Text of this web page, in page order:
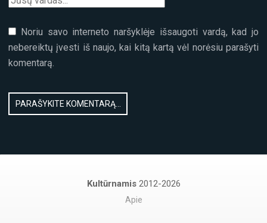
Noriu savo interneto naršyklėje išsaugoti vardą, kad jo
nebereiktų įvesti iš naujo, kai kitą kartą vėl norėsiu parašyti
komentarą.
Kultūrnamis 2012-2026
Apie